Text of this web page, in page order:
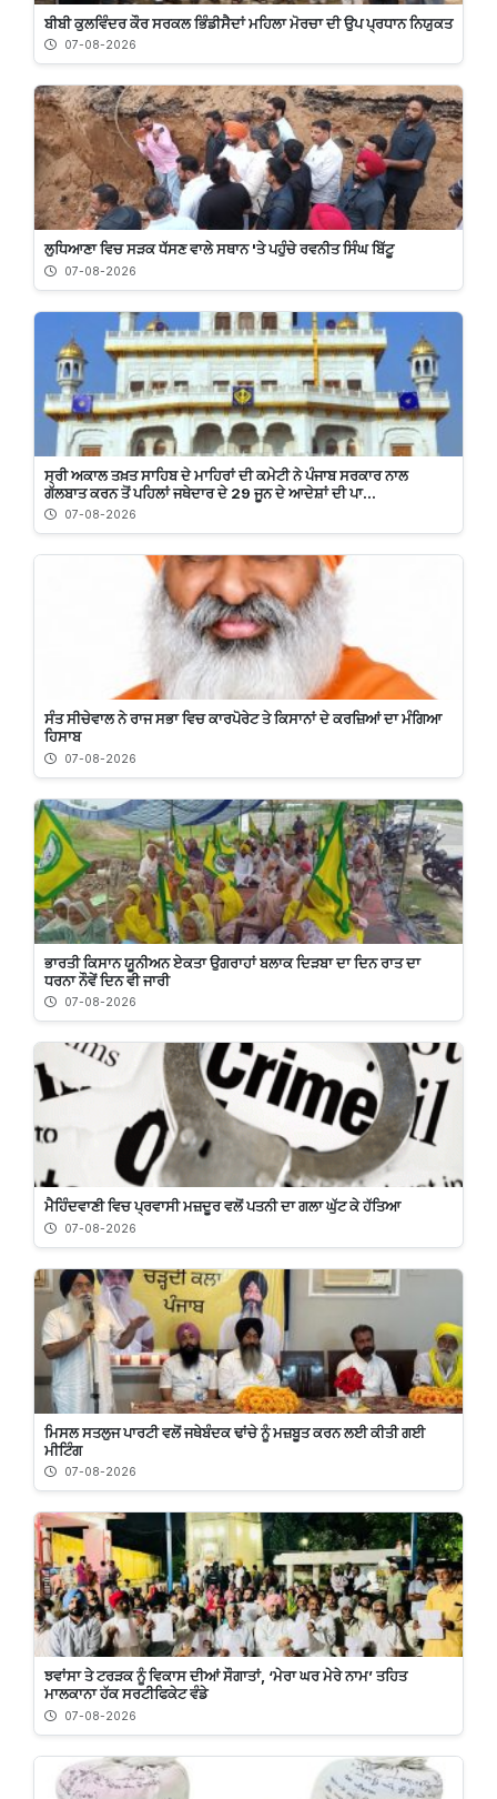
ਬੀਬੀ ਕੁਲਵਿੰਦਰ ਕੌਰ ਸਰਕਲ ਭਿੰਡੀਸੈਦਾਂ ਮਹਿਲਾ ਮੋਰਚਾ ਦੀ ਉਪ ਪ੍ਰਧਾਨ ਨਿਯੁਕਤ
07-08-2026
ਲੁਧਿਆਣਾ ਵਿਚ ਸੜਕ ਧੱਸਣ ਵਾਲੇ ਸਥਾਨ 'ਤੇ ਪਹੁੰਚੇ ਰਵਨੀਤ ਸਿੰਘ ਬਿੱਟੂ
07-08-2026
ਸ੍ਰੀ ਅਕਾਲ ਤਖ਼ਤ ਸਾਹਿਬ ਦੇ ਮਾਹਿਰਾਂ ਦੀ ਕਮੇਟੀ ਨੇ ਪੰਜਾਬ ਸਰਕਾਰ ਨਾਲ
ਗੱਲਬਾਤ ਕਰਨ ਤੋਂ ਪਹਿਲਾਂ ਜਥੇਦਾਰ ਦੇ 29 ਜੂਨ ਦੇ ਆਦੇਸ਼ਾਂ ਦੀ ਪਾ...
07-08-2026
ਸੰਤ ਸੀਚੇਵਾਲ ਨੇ ਰਾਜ ਸਭਾ ਵਿਚ ਕਾਰਪੋਰੇਟ ਤੇ ਕਿਸਾਨਾਂ ਦੇ ਕਰਜ਼ਿਆਂ ਦਾ ਮੰਗਿਆ
ਹਿਸਾਬ
07-08-2026
ਭਾਰਤੀ ਕਿਸਾਨ ਯੂਨੀਅਨ ਏਕਤਾ ਉਗਰਾਹਾਂ ਬਲਾਕ ਦਿੜਬਾ ਦਾ ਦਿਨ ਰਾਤ ਦਾ
ਧਰਨਾ ਨੌਵੇਂ ਦਿਨ ਵੀ ਜਾਰੀ
07-08-2026
ਮੈਹਿੰਦਵਾਣੀ ਵਿਚ ਪ੍ਰਵਾਸੀ ਮਜ਼ਦੂਰ ਵਲੋਂ ਪਤਨੀ ਦਾ ਗਲਾ ਘੁੱਟ ਕੇ ਹੱਤਿਆ
07-08-2026
ਮਿਸਲ ਸਤਲੁਜ ਪਾਰਟੀ ਵਲੋਂ ਜਥੇਬੰਦਕ ਢਾਂਚੇ ਨੂੰ ਮਜ਼ਬੂਤ ਕਰਨ ਲਈ ਕੀਤੀ ਗਈ
ਮੀਟਿੰਗ
07-08-2026
ਝਵਾਂਸਾ ਤੇ ਟਰੜਕ ਨੂੰ ਵਿਕਾਸ ਦੀਆਂ ਸੌਗਾਤਾਂ, ‘ਮੇਰਾ ਘਰ ਮੇਰੇ ਨਾਮ’ ਤਹਿਤ
ਮਾਲਕਾਨਾ ਹੱਕ ਸਰਟੀਫਿਕੇਟ ਵੰਡੇ
07-08-2026